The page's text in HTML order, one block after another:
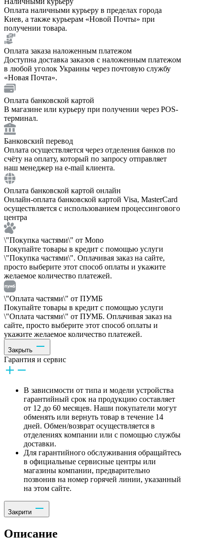
Оплата наличными курьеру в пределах города
Киев, а также курьерам «Новой Почты» при
получении товара.
Оплата заказа наложенным платежом
Доступна доставка заказов с наложенным платежом
в любой уголок Украины через почтовую службу
«Новая Почта».
Оплата банковской картой
В магазине или курьеру при получении через POS-
терминал.
Банковский перевод
Оплата осуществляется через отделения банков по
счёту на оплату, который по запросу отправляет
наш менеджер на e-mail клиента.
Оплата банковской картой онлайн
Онлайн-оплата банковской картой Visa, MasterCard
осуществляется с использованием процессингового
центра
\"Покупка частями\" от Mono
Покупайте товары в кредит с помощью услуги
\"Покупка частями\". Оплачивая заказ на сайте,
просто выберите этот способ оплаты и укажите
желаемое количество платежей.
\"Оплата частями\" от ПУМБ
Покупайте товары в кредит с помощью услуги
\"Оплата частями\" от ПУМБ. Оплачивая заказ на
сайте, просто выберите этот способ оплаты и
укажите желаемое количество платежей.
Закрыть
Гарантия и сервис
В зависимости от типа и модели устройства
гарантийный срок на продукцию составляет
от 12 до 60 месяцев. Наши покупатели могут
обменять или вернуть товар в течение 14
дней. Обмен/возврат осуществляется в
отделениях компании или с помощью службы
доставки.
Для гарантийного обслуживания обращайтесь
в официальные сервисные центры или
магазины компании, предварительно
позвонив на номер горячей линии, указанный
на этом сайте.
Закрити
Описание